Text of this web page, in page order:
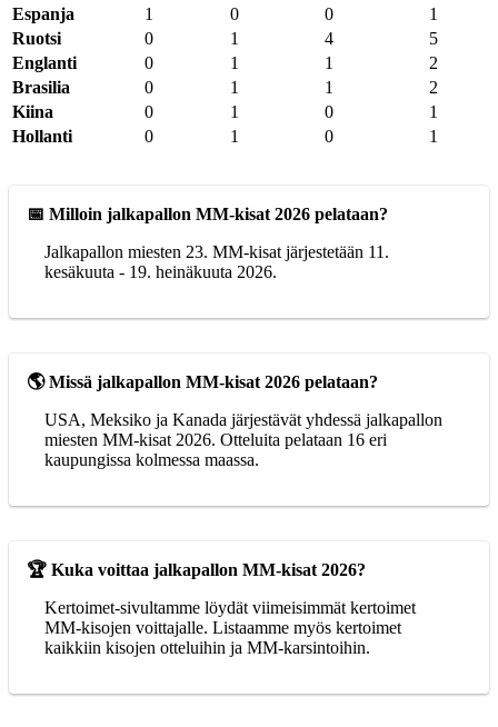
Espanja
1 0 0
1
Ruotsi
0 1 4
5
Englanti
0 1 1
2
Brasilia
0 1 1
2
Kiina
0 1 0
1
Hollanti
0 1 0 1
📅 Milloin jalkapallon MM-kisat 2026 pelataan?
Jalkapallon miesten 23. MM-kisat järjestetään 11.
kesäkuuta - 19. heinäkuuta 2026.
🌎 Missä jalkapallon MM-kisat 2026 pelataan?
USA, Meksiko ja Kanada järjestävät yhdessä jalkapallon
miesten MM-kisat 2026. Otteluita pelataan 16 eri
kaupungissa kolmessa maassa.
🏆 Kuka voittaa jalkapallon MM-kisat 2026?
Kertoimet-sivultamme löydät viimeisimmät kertoimet
MM-kisojen voittajalle. Listaamme myös kertoimet
kaikkiin kisojen otteluihin ja MM-karsintoihin.